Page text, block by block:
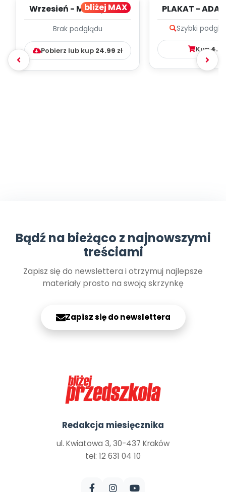
bliżej MAX
Wrzesień - MIESIĘCZNY
WYCHOWAWCZO –
DYDAKTYC...
Brak podglądu
Pobierz lub kup 24.99 zł
PLAKAT -
Szybki
Kup
Bądź na bieżąco z najnowszymi
treściami
Zapisz się do newslettera i otrzymuj najlepsze
materiały prosto na swoją skrzynkę
Zapisz się do newslettera
Redakcja miesięcznika
ul. Kwiatowa 3, 30-437 Kraków
tel: 12 631 04 10